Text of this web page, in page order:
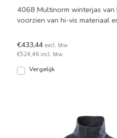
4068 Multinorm winterjas van
voorzien van hi-vis materiaal
€433,44 excl. btw
€524,46 incl. btw
Vergelijk